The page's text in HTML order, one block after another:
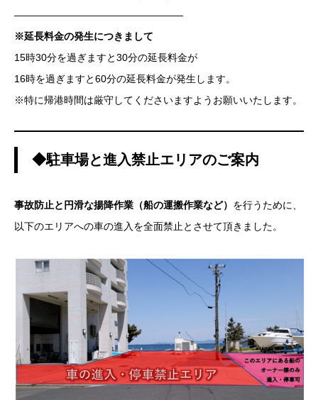
—————————————————
※延長料金の発生につきまして
15時30分を過ぎますと30分の延長料金が
16時を過ぎますと60分の延長料金が発生します。
※特に帰港時間は厳守してくださいますようお願いいたします。
◆駐車場と進入禁止エリアのご案内
事故防止と円滑な揚降作業（船の運搬作業など） を行うために、
以下のエリアへの車の進入を全面禁止とさせて頂きました。